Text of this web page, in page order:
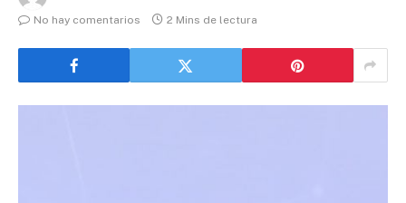
No hay comentarios
2 Mins de lectura